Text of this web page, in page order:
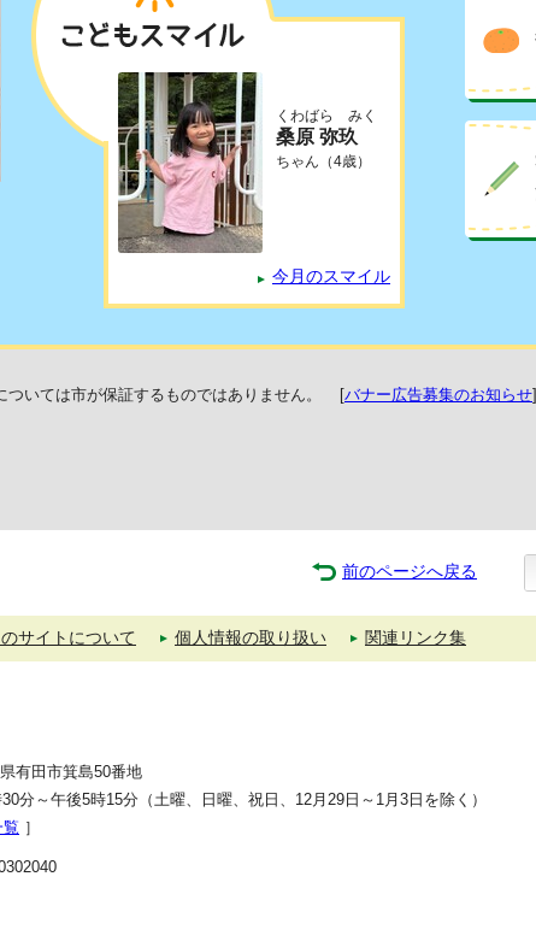
くわばら みく
桑原 弥玖
ちゃん （4歳）
今月のスマイル
いては市が保証するものではありません。 [バナー広告募集のお知らせ]
前のページへ戻る
サイトについて 個人情報の取り扱い 関連リンク集
有田市箕島50番地
分～午後5時15分（土曜、日曜、祝日、12月29日～1月3日を除く）
］